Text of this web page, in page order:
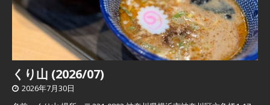
くり山 (2026/07)
2026年7月30日